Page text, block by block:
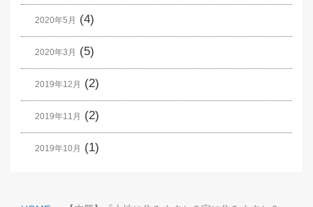
2020年5月 (4)
2020年3月 (5)
2019年12月 (2)
2019年11月 (2)
2019年10月 (1)